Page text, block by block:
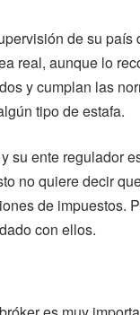
de su país
real, aunque lo
y cumplan las
tipo de estafa.
su ente regulador
no quiere decir
de impuestos.
con ellos.